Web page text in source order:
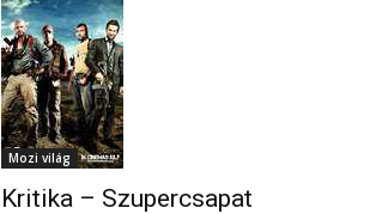
Mozi világ
Kritika – Szupercsapat